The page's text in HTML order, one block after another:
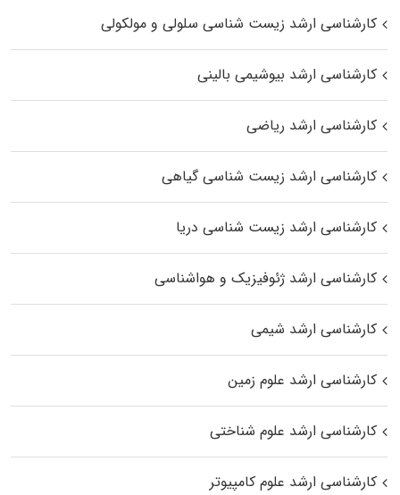
کارشناسی ارشد زیست شناسی سلولی و مولکولی
کارشناسی ارشد بیوشیمی بالینی
کارشناسی ارشد ریاضی
کارشناسی ارشد زیست‌ شناسی گیاهی
کارشناسی ارشد زیست‌ شناسی دریا
کارشناسی ارشد ژئوفیزیک و هواشناسی
کارشناسی ارشد شیمی
کارشناسی ارشد علوم زمین
کارشناسی ارشد علوم شناختی
کارشناسی ارشد علوم کامپیوتر